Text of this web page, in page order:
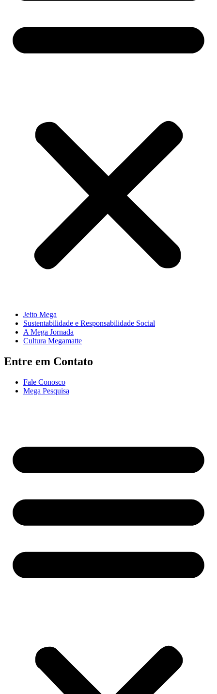
Jeito Mega
Sustentabilidade e Responsabilidade Social
A Mega Jornada
Cultura Megamatte
Entre em Contato
Fale Conosco
Mega Pesquisa